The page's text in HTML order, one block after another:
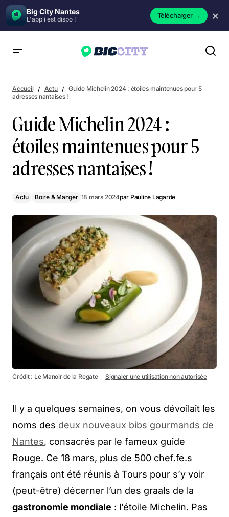
Big City Nantes
L'appli est dispo ! Télécharger→ ×
nantaises !
Accueil Actu
Guide Michelin 2024 : étoiles maintenues pour 5
adresses nantaises !
Guide Michelin 2024 :
étoiles maintenues pour 5
adresses nantaises !
Actu Boire & Manger 18 mars 2024par Pauline Lagarde
Crédit : Le Manoir de la Regate －Signaler une utilisation non autorisée
Il y a quelques semaines, on vous dévoilait les
noms des deux nouveaux bibs gourmands de
Nantes, consacrés par le fameux guide
Rouge. Ce 18 mars, plus de 500 chef.fe.s
français ont été réunis à Tours pour s’y voir
(peut-être) décerner l’un des graals de la
gastronomie mondiale : l’étoile Michelin. Pas